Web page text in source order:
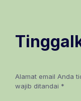
Alamat email Anda
wajib ditandai *